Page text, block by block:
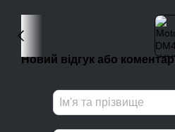
Новий відгук або коментар